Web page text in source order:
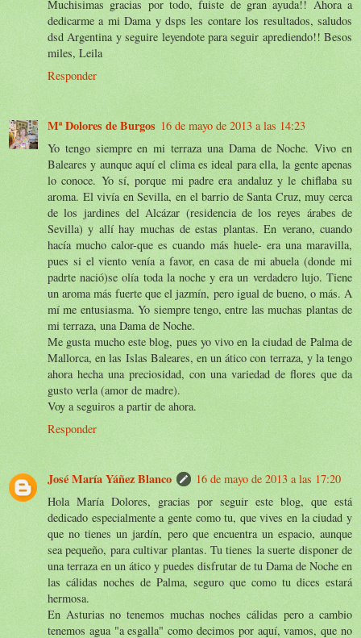
Muchisimas gracias por todo, fuiste de gran ayuda!! Ahora a
dedicarme a mi Dama y dsps les contare los resultados, saludos
dsd Argentina y seguire leyendote para seguir aprediendo!! Besos
miles, Leila
Responder
Mª Dolores de Burgos 16 de mayo de 2013 a las 14:23
Yo tengo siempre en mi terraza una Dama de Noche. Vivo en
Baleares y aunque aquí el clima es ideal para ella, la gente apenas
lo conoce. Yo sí, porque mi padre era andaluz y le chiflaba su
aroma. El vivía en Sevilla, en el barrio de Santa Cruz, muy cerca
de los jardines del Alcázar (residencia de los reyes árabes de
Sevilla) y allí hay muchas de estas plantas. En verano, cuando
hacía mucho calor-que es cuando más huele- era una maravilla,
pues si el viento venía a favor, en casa de mi abuela (donde mi
padrte nació)se olía toda la noche y era un verdadero lujo. Tiene
un aroma más fuerte que el jazmín, pero igual de bueno, o más. A
mí me entusiasma. Yo siempre tengo, entre las muchas plantas de
mi terraza, una Dama de Noche.
Me gusta mucho este blog, pues yo vivo en la ciudad de Palma de
Mallorca, en las Islas Baleares, en un ático con terraza, y la tengo
ahora hecha una preciosidad, con una variedad de flores que da
gusto verla (amor de madre).
Voy a seguiros a partir de ahora.
Responder
José María Yáñez Blanco
16 de mayo de 2013 a las 17:20
Hola María Dolores, gracias por seguir este blog, que está
dedicado especialmente a gente como tu, que vives en la ciudad y
que no tienes un jardín, pero que encuentra un espacio, aunque
sea pequeño, para cultivar plantas. Tu tienes la suerte disponer de
una terraza en un ático y puedes disfrutar de tu Dama de Noche en
las cálidas noches de Palma, seguro que como tu dices estará
hermosa.
En Asturias no tenemos muchas noches cálidas pero a cambio
tenemos agua "a esgalla" como decimos por aquí, vamos, que no